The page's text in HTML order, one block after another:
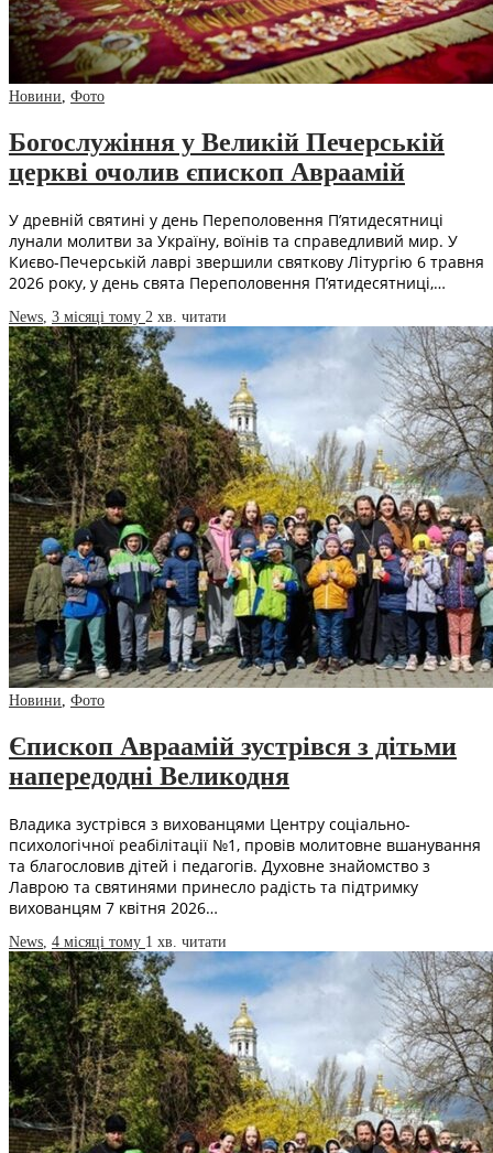
Новини, Фото
Богослужіння у Великій Печерській
церкві очолив єпископ Авраамій
У древній святині у день Переполовення П’ятидесятниці
лунали молитви за Україну, воїнів та справедливий мир. У
Києво-Печерській лаврі звершили святкову Літургію 6 травня
2026 року, у день свята Переполовення П’ятидесятниці,…
News, 3 місяці тому 2 хв. читати
Новини, Фото
Єпископ Авраамій зустрівся з дітьми
напередодні Великодня
Владика зустрівся з вихованцями Центру соціально-
психологічної реабілітації №1, провів молитовне вшанування
та благословив дітей і педагогів. Духовне знайомство з
Лаврою та святинями принесло радість та підтримку
вихованцям 7 квітня 2026…
News 4 місяці тому 1 хв. читати